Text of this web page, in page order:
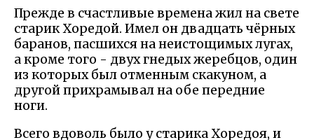
Прежде в счастливые времена жил на свете
старик Хоредой. Имел он двадцать чёрных
баранов, пасшихся на неистощимых лугах,
а кроме того - двух гнедых жеребцов, один
из которых был отменным скакуном, а
другой прихрамывал на обе передние
ноги.
Всего вдоволь было у старика Хоредоя, и